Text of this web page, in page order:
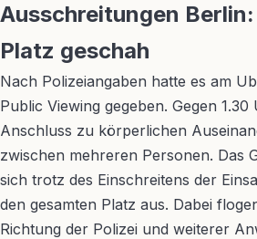
Ausschreitungen
Platz geschah
Nach Polizeiangaben hatte es am
Public Viewing gegeben. Gegen 1.30
Anschluss zu körperlichen
zwischen mehreren Personen. Das
sich trotz des Einschreitens der
den gesamten Platz aus. Dabei
Richtung der Polizei und weiterer